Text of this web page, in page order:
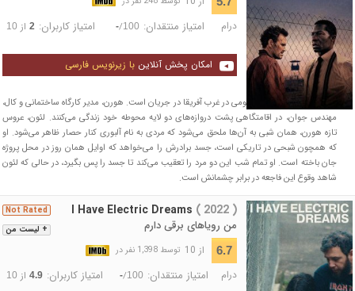
درام امتیاز منتقدان: -/100 امتیاز کاربران: 2از 10
امکان پخش آنلاین با زیرنویس فارسی
یک پروژه بزرگ خدمات عمومی در غرب آفریقا در جریان است. هورن، مدیر کارگاه ساختمانی و کال،
مهندس جوان، در اقامتگاهی پشت دروازه‌های دو لایه محوطه خود زندگی می‌کنند. لئون، عروس
تازه هورن، همان شبی به آن‌ها ملحق می‌شود که مردی به نام آلبوری کنار حصار ظاهر می‌شود. او
که همچون شبحی در تاریکی است، جسد برادرش را می‌خواهد که اوایل همان روز در محل پروژه
جان باخته است. او تمام شب این دو مرد را تعقیب می‌کند تا جسد را پس بگیرد، در حالی که لئون
شاهد وقوع این فاجعه در برابر چشمانش است.
+ لیست من
Not Rated I Have Electric Dreams ( 2022 )
من رویاهای برقی دارم
6.7 از 10 توسط 1,398 نفر در
درام امتیاز منتقدان: -/100 امتیاز کاربران: 4.9از 10